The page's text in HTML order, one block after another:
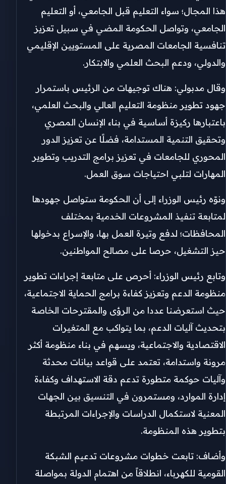
هذا المجال؛ سواء التعليم قبل الجامعي، أو التعليم
الجامعي، وتواصل الحكومة المضي في سبيل تعزيز
تنافسية الجامعات المصرية على المستويين الإقليمي
والدولي، ودعم البحث العلمي والابتكار.
وقال مدبولي: هناك توجيهات من الرئيس باستمرار
جهود تطوير منظومة التعليم العالي والبحث العلمي،
باعتبارها ركيزة أساسية في بناء الإنسان المصري
وتحقيق التنمية المستدامة، فضلًا عن تعزيز الدور
المحوري للجامعات في تعزيز برامج التدريب وتطوير
المهارات لتلبي احتياجات سوق العمل.
ونوّه رئيس الوزراء إلى أن الحكومة ستواصل جهودها
لمتابعة تنفيذ المشروعات الخدمية بمختلف
المحافظات؛ لدفع وتيرة العمل بها، والإسراع بدخولها
حيز التشغيل، حرصا على مصالح المواطنين.
وتابع رئيس الوزراء: أحرص على متابعة إجراءات تطوير
منظومة الدعم وتعزيز كفاءة برامج الحماية الاجتماعية،
حيث استعرضنا عددا من الرؤى والمقترحات الخاصة
بتحديث آليات الدعم، بما يتواكب مع المتغيرات
الاقتصادية والاجتماعية، ويسهم في بناء منظومة أكثر
مرونة واستدامة، تعتمد على قواعد بيانات محدثة
وآليات حوكمة متطورة تدعم دقة الاستهداف وكفاءة
إدارة الموارد، ومستمرون في التنسيق بين الجهات
المعنية لاستكمال الدراسات والإجراءات المرتبطة
بتطوير هذه المنظومة.
وأضاف: تابعت خطوات مشروعات تدعيم الشبكة
القومية للكهرباء، انطلاقاً من اهتمام الدولة بمواصلة